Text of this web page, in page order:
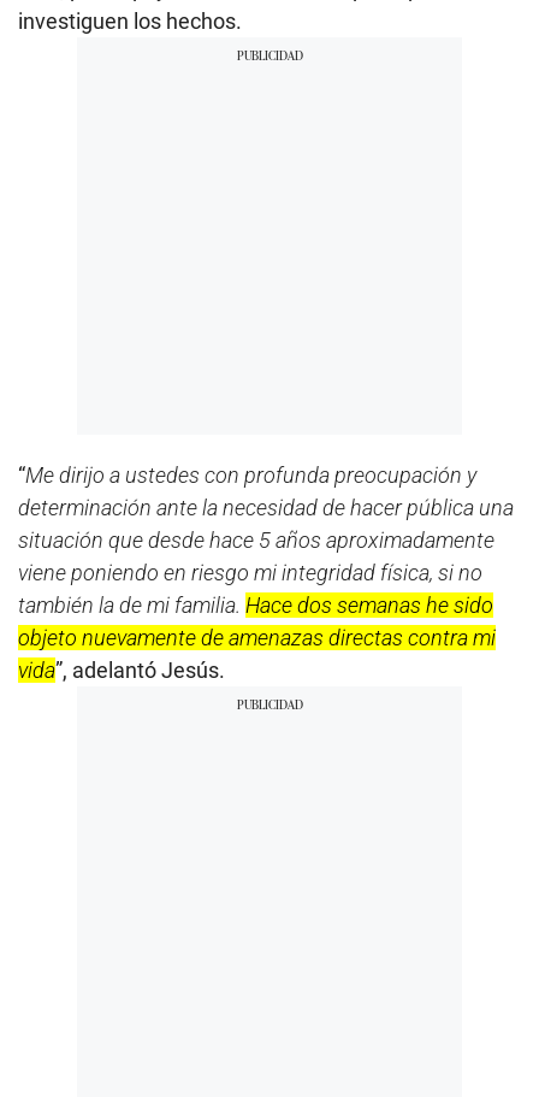
investiguen los hechos.
“Me dirijo a ustedes con profunda preocupación y
determinación ante la necesidad de hacer pública una
situación que desde hace 5 años aproximadamente
viene poniendo en riesgo mi integridad física, si no
también la de mi familia. Hace dos semanas he sido
objeto nuevamente de amenazas directas contra mi
vida”, adelantó Jesús.